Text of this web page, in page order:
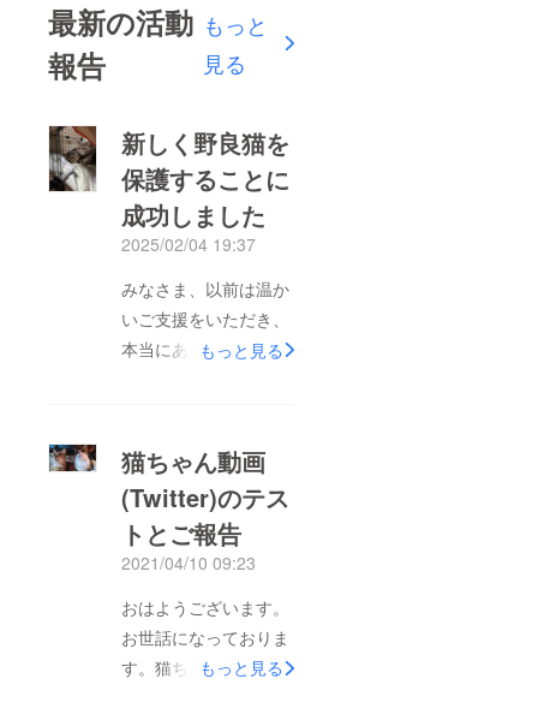
最新の活動
報告
もっと
見る
新しく野良猫を
保護することに
成功しました
2025/02/04 19:37
みなさま、以前は温か
いご支援をいただき、
本当にありがとうござ
ドファンディングを通
じて保護した猫たちの
その後について、改め
てご報告させていただ
ていたプロジェクト全
てから活動報告を送信
しているため、継続的
もっと見る
猫ちゃん動画
(Twitter)のテス
トとご報告
2021/04/10 09:23
おはようございます。
お世話になっておりま
す。猫ちゃんの動画を
もっと見る